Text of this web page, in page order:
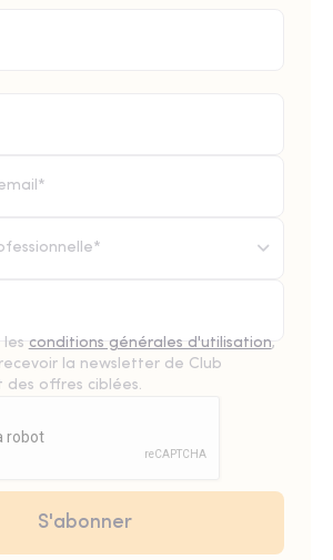
conditions générales d'utilisation,
la newsletter de Club
des offres ciblées.